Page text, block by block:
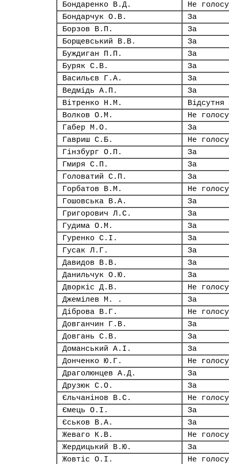
Бондаренко В.Д.
Не
Бондарчук О.В.
За
Борзов В.П.
За
Борщевський В.В.
За
Буждиган П.П.
За
Буряк С.В.
За
Васильєв Г.А.
За
Ведмідь А.П.
За
Вітренко Н.М.
Відсутня
Волков О.М.
Не
Габер М.О.
За
Гавриш С.Б.
Не
Гінзбург О.П.
За
Гмиря С.П.
За
Головатий С.П.
За
Горбатов В.М.
Не
Гошовська В.А.
За
Григорович Л.С.
За
Гудима О.М.
За
Гуренко С.І.
За
Гусак Л.Г.
За
Давидов В.В.
За
Данильчук О.Ю.
За
Дворкіс Д.В.
Не
Джемілев М. .
За
Діброва В.Г.
Не
Довганчин Г.В.
За
Довгань С.В.
За
Доманський А.І.
За
Донченко Ю.Г.
Не
Драголюнцев А.Д.
За
Друзюк С.О.
За
Єльчанінов В.С.
Не
Ємець О.І.
За
Єськов В.А.
За
Жеваго К.В.
Не
Жердицький В.Ю.
За
Жовтіс О.І.
Не